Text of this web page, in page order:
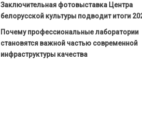
Заключительная фотовыставка Центра
белорусской культуры подводит итоги
Почему профессиональные лаборатории
становятся важной частью современной
инфраструктуры качества